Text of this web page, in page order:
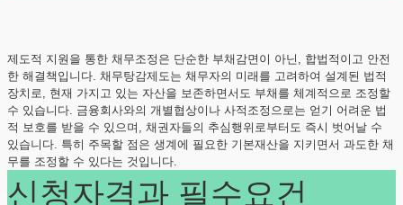
제도적 지원을 통한 채무조정은 단순한 부채감면이 아닌, 합법적이고 안전
한 해결책입니다. 채무탕감제도는 채무자의 미래를 고려하여 설계된 법적
장치로, 현재 가지고 있는 자산을 보존하면서도 부채를 체계적으로 조정할
수 있습니다. 금융회사와의 개별협상이나 사적조정으로는 얻기 어려운 법
적 보호를 받을 수 있으며, 채권자들의 추심행위로부터도 즉시 벗어날 수
있습니다. 특히 주목할 점은 생계에 필요한 기본재산을 지키면서 과도한 채
무를 조정할 수 있다는 것입니다.
신청자격과 필수요건